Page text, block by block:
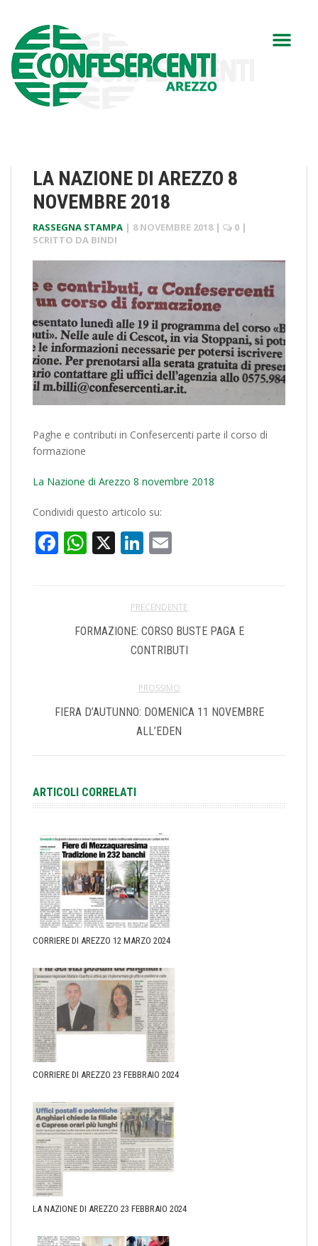
LA NAZIONE DI AREZZO 8
NOVEMBRE 2018
RASSEGNA STAMPA | 8 NOVEMBRE 2018 | 0 |
SCRITTO DA BINDI
Paghe e contributi in Confesercenti parte il corso di
formazione
La Nazione di Arezzo 8 novembre 2018
Condividi questo articolo su:
Facebook
WhatsApp
X LinkedIn
PRECENDENTE
FORMAZIONE: CORSO BUSTE PAGA E
CONTRIBUTI
PROSSIMO
FIERA D’AUTUNNO: DOMENICA 11 NOVEMBRE
ALL’EDEN
ARTICOLI CORRELATI
CORRIERE DI AREZZO 12 MARZO 2024
CORRIERE DI AREZZO 23 FEBBRAIO 2024
LA NAZIONE DI AREZZO 23 FEBBRAIO 2024